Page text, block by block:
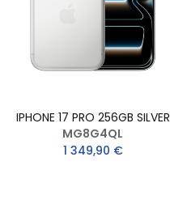
IPHONE 17 PRO 256GB SILVER
MG8G4QL
1 349,90 €